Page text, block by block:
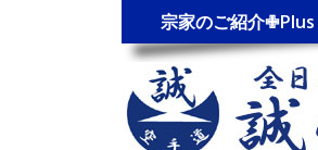
宗家のご紹介